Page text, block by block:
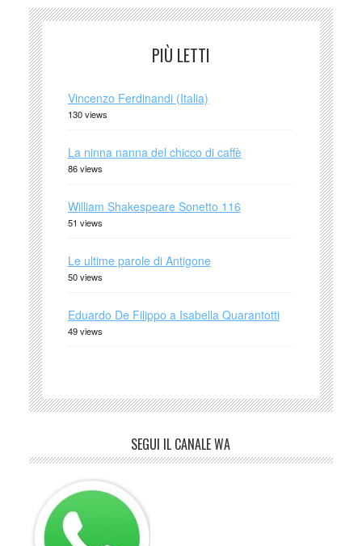
PIÙ LETTI
Vincenzo Ferdinandi (Italia)
130 views
La ninna nanna del chicco di caffè
86 views
William Shakespeare Sonetto 116
51 views
Le ultime parole di Antigone
50 views
Eduardo De Filippo a Isabella Quarantotti
49 views
SEGUI IL CANALE WA